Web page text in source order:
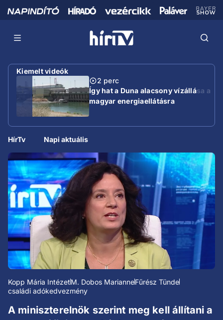
Kiemelt videók
2 perc
Így hat a Duna alacsony vízállása a
magyar energiaellátásra
HírTv Napi aktuális
Kopp Mária IntézetM. Dobos MarianneFűrész Tünde
családi adókedvezmény
A miniszterelnök szerint meg kell állítani a